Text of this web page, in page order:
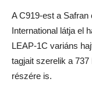
A C919-est a
International látja el
LEAP-1C variáns
tagjait szerelik a
részére is.